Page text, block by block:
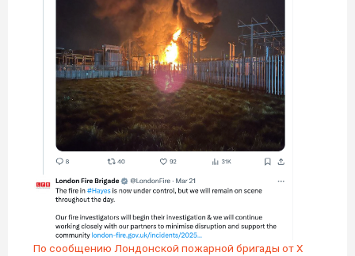
По сообщению Лондонской пожарной бригады от X